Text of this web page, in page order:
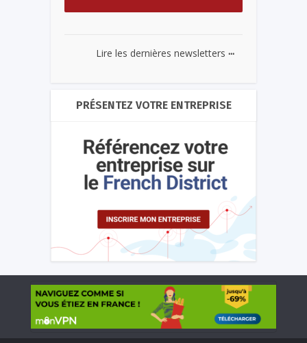
Lire les dernières newsletters ...
PRÉSENTEZ VOTRE ENTREPRISE